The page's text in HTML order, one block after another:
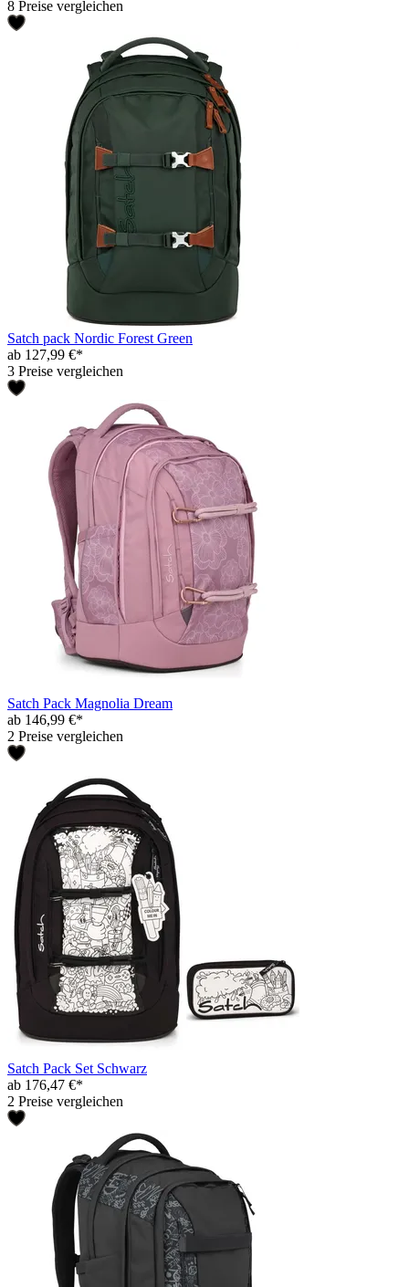
8 Preise vergleichen
Satch pack Nordic Forest Green
ab 127,99 €*
3 Preise vergleichen
Satch Pack Magnolia Dream
ab 146,99 €*
2 Preise vergleichen
Satch Pack Set Schwarz
ab 176,47 €*
2 Preise vergleichen